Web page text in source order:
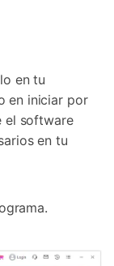
en tu
en iniciar por
el software
en tu